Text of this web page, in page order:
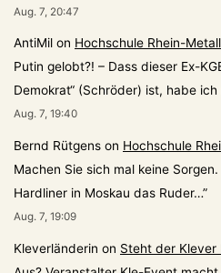
Aug. 7, 20:47
AntiMil on Hochschule Rhein-
Putin gelobt?! – Dass dieser Ex-
Demokrat“ (Schröder) ist, habe
Aug. 7, 19:40
Bernd Rütgens on Hochschule
Machen Sie sich mal keine
Hardliner in Moskau das Ruder…”
Aug. 7, 19:09
Kleverländerin on Steht der Klever